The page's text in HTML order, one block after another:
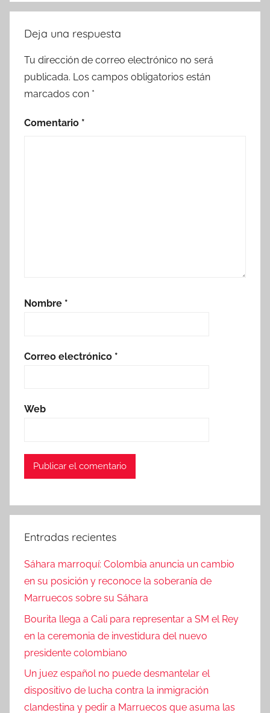
Deja una respuesta
Tu dirección de correo electrónico no será
publicada. Los campos obligatorios están
marcados con *
Comentario *
Nombre *
Correo electrónico *
Web
Entradas recientes
Sáhara marroquí: Colombia anuncia un cambio
en su posición y reconoce la soberanía de
Marruecos sobre su Sáhara
Bourita llega a Cali para representar a SM el Rey
en la ceremonia de investidura del nuevo
presidente colombiano
Un juez español no puede desmantelar el
dispositivo de lucha contra la inmigración
clandestina y pedir a Marruecos que asuma las